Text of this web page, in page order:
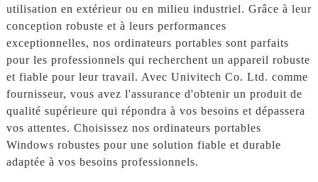
utilisation en extérieur ou en milieu industriel. Grâce à leur
conception robuste et à leurs performances
exceptionnelles, nos ordinateurs portables sont parfaits
pour les professionnels qui recherchent un appareil robuste
et fiable pour leur travail. Avec Univitech Co. Ltd. comme
fournisseur, vous avez l'assurance d'obtenir un produit de
qualité supérieure qui répondra à vos besoins et dépassera
vos attentes. Choisissez nos ordinateurs portables
Windows robustes pour une solution fiable et durable
adaptée à vos besoins professionnels.